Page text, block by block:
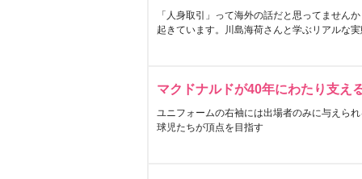
「人身取引」って海外の話だと思ってません
起きています。川島海荷さんと学ぶリアルな
マクドナルドが40年にわたり支え
ユニフォームの右袖には出場者のみに与えら
球児たちが頂点を目指す